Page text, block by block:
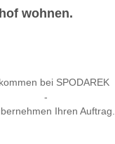
wohnen.
bei SPODAREK
-
Ihren Auftrag.